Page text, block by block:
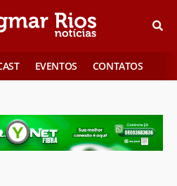
EVENTOS CONTATOS